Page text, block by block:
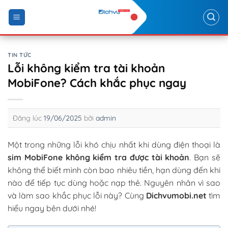
content
TIN TỨC
Lỗi không kiểm tra tài khoản
MobiFone? Cách khắc phục ngay
Đăng lúc 19/06/2025 bởi admin
Một trong những lỗi khó chịu nhất khi dùng điện thoại là
sim MobiFone không kiểm tra được tài khoản. Bạn sẽ
không thể biết mình còn bao nhiêu tiền, hạn dùng đến khi
nào để tiếp tục dùng hoặc nạp thẻ. Nguyên nhân vì sao
và làm sao khắc phục lỗi này? Cùng Dichvumobi.net tìm
hiểu ngay bên dưới nhé!